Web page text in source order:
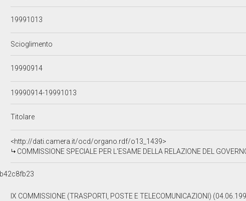
19991013
Scioglimento
19990914
19990914-19991013
Titolare
<http://dati.camera.it/ocd/organo.rdf/o13_1439>
COMMISSIONE SPECIALE PER L'ESAME DELLA RELAZIONE DEL GOVERNO PER L'ADOZIONE DEL PROGRAMMA DI RIORDINO
IX COMMISSIONE (TRASPORTI, POSTE E TELECOMUNICAZIONI)